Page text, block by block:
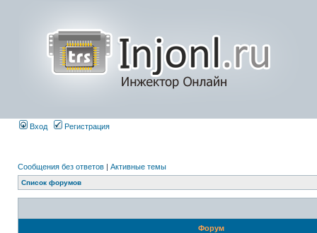
Вход Регистрация
Сообщения без ответов | Активные темы
Список форумов
Форум